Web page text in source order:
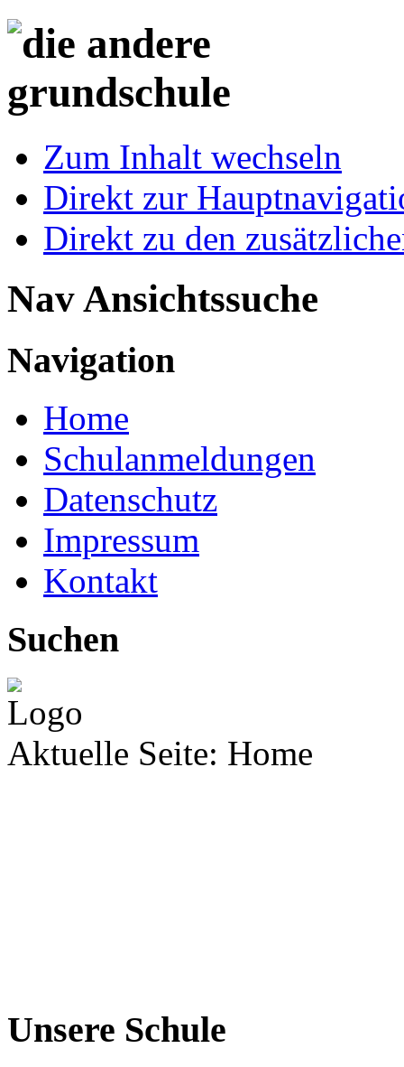
Zum Inhalt wechseln
Direkt zur
Direkt zu den
Nav Ansichtssuche
Navigation
Home
Schulanmeldungen
Datenschutz
Impressum
Kontakt
Suchen
Aktuelle Seite: Home
Unsere Schule